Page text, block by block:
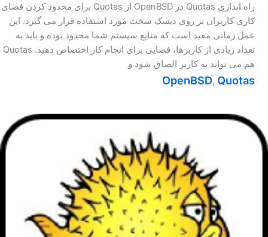
راه اندازی Quotas در OpenBSD از Quotas برای محدود کردن فضای
کاری کاربران بر روی دیسک سخت مورد استفاده قرار می گیرد. این
عمل زمانی مفید است که منابع سیستم شما محدود بوده و باید به
تعداد زیادی از کاربرها، فضایی برای انجام کار اختصاص دهید. Quotas
هم می تواند به کاربر الصاق شود و
OpenBSD, Quotas